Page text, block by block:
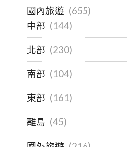
國內旅遊 (655)
中部 (144)
北部 (230)
南部 (104)
東部 (161)
離島 (45)